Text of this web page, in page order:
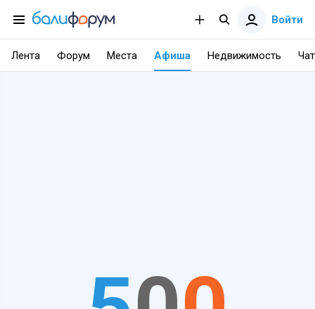
Войти
Лента Форум Места Афиша Недвижимость Чат